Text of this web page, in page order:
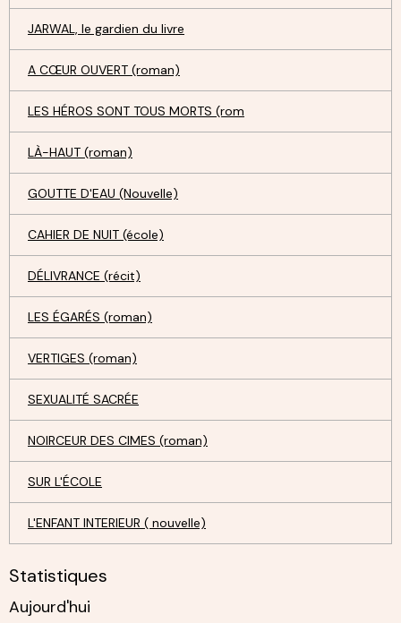
JARWAL, le gardien du livre
A CŒUR OUVERT (roman)
LES HÉROS SONT TOUS MORTS (rom
LÀ-HAUT (roman)
GOUTTE D'EAU (Nouvelle)
CAHIER DE NUIT (école)
DÉLIVRANCE (récit)
LES ÉGARÉS (roman)
VERTIGES (roman)
SEXUALITÉ SACRÉE
NOIRCEUR DES CIMES (roman)
SUR L'ÉCOLE
L'ENFANT INTERIEUR ( nouvelle)
Statistiques
Aujourd'hui